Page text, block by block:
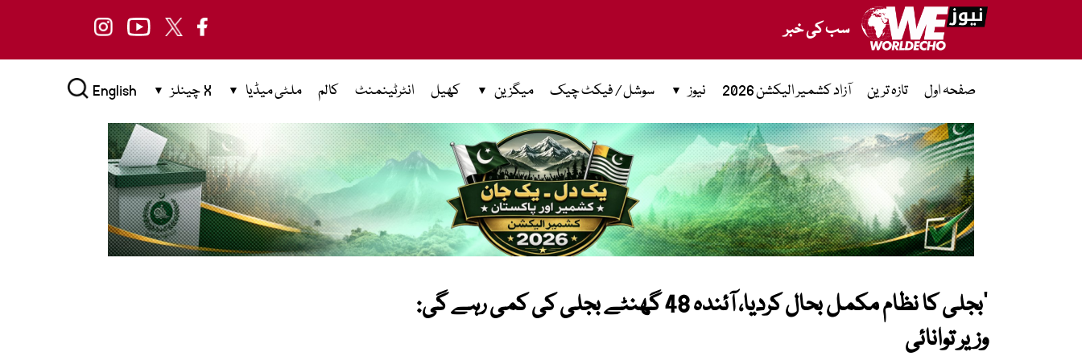
سب کی خبر
صفحہ اول تازہ ترین آزاد کشمیر الیکشن 2026 نیوز سوشل / فیکٹ چیک میگزین کھیل انٹرٹینمنٹ کالم ملٹی میڈیا X چینلز English
’بجلی کا نظام مکمل بحال کردیا، آئندہ 48 گھنٹے بجلی کی کمی رہے گی:
وزیر توانائی